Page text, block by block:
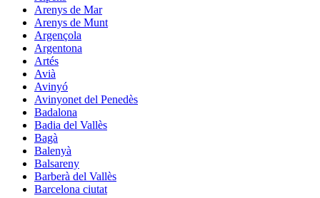
Arenys de Mar
Arenys de Munt
Argençola
Argentona
Artés
Avià
Avinyó
Avinyonet del Penedès
Badalona
Badia del Vallès
Bagà
Balenyà
Balsareny
Barberà del Vallès
Barcelona ciutat